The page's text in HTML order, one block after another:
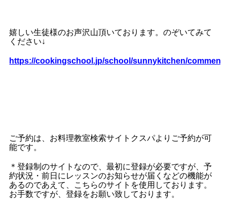
嬉しい生徒様のお声沢山頂いております。のぞいてみて
ください↓
https://cookingschool.jp/school/sunnykitchen/comment
ご予約は、お料理教室検索サイトクスパよりご予約が可
能です。
＊登録制のサイトなので、最初に登録が必要ですが、予
約状況・前日にレッスンのお知らせが届くなどの機能が
あるのであえて、こちらのサイトを使用しております。
お手数ですが、登録をお願い致しております。